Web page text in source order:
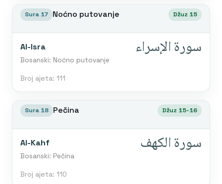
Sura 17 Noćno putovanje Džuz 15
Al-Isra
Bosanski: Noćno putovanje
سورة الإسراء
Broj ajeta: 111
Sura 18 Pečina Džuz 15-16
Al-Kahf
Bosanski: Pečina
سورة الكهف
Broj ajeta: 110